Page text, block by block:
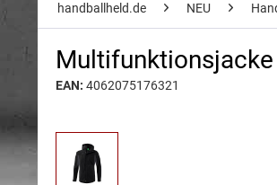
handballheld.de NEU
Multifunktionsjacke
EAN: 4062075176321